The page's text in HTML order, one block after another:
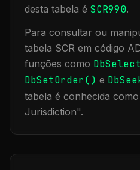
desta tabela é SCR990.
Para consultar ou
tabela SCR em código
funções como
DbSetOrder() e
tabela é conhecida
Jurisdiction".